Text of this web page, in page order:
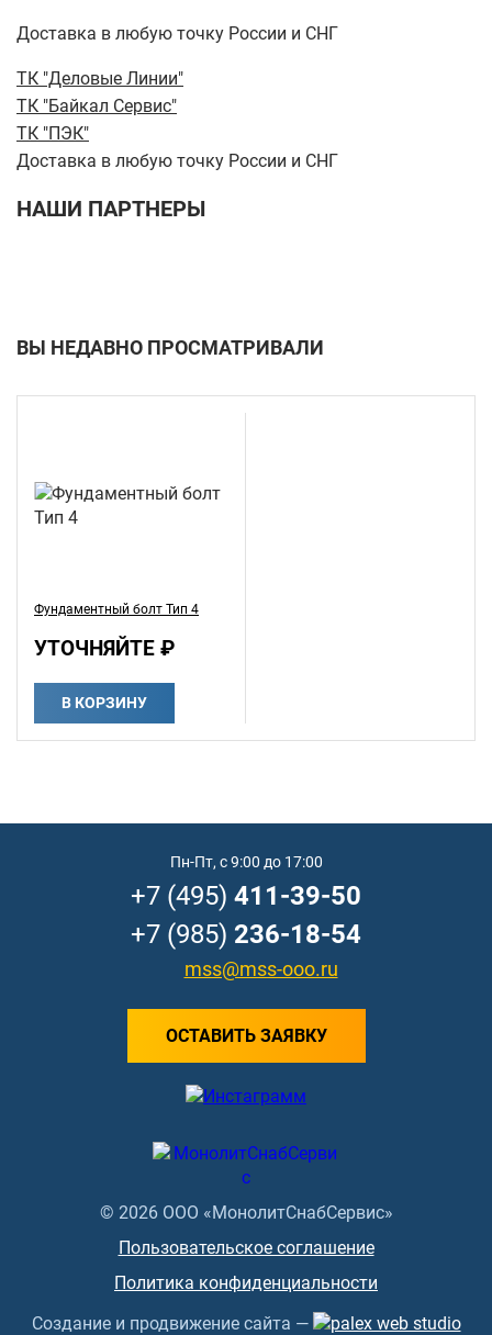
Доставка в любую точку России и СНГ
ТК "Деловые Линии"
ТК "Байкал Сервис"
ТК "ПЭК"
Доставка в любую точку России и СНГ
НАШИ ПАРТНЕРЫ
ВЫ НЕДАВНО ПРОСМАТРИВАЛИ
Фундаментный болт Тип 4
УТОЧНЯЙТЕ ₽
В КОРЗИНУ
© 2026 ООО «МонолитСнабСервис»
Пользовательское соглашение
Политика конфиденциальности
Создание и продвижение сайта —
Пн-Пт, с 9:00 до 17:00
+7 (495) 411-39-50
+7 (985) 236-18-54
mss@mss-ooo.ru
ОСТАВИТЬ ЗАЯВКУ